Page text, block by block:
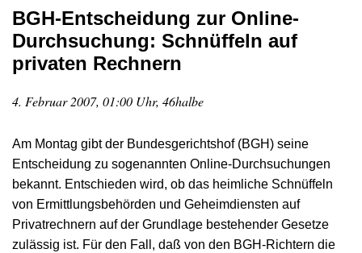
BGH-Entscheidung zur Online-
Durchsuchung: Schnüffeln auf
privaten Rechnern
4. Februar 2007, 01:00 Uhr, 46halbe
Am Montag gibt der Bundesgerichtshof (BGH) seine
Entscheidung zu sogenannten Online-Durchsuchungen
bekannt. Entschieden wird, ob das heimliche Schnüffeln
von Ermittlungsbehörden und Geheimdiensten auf
Privatrechnern auf der Grundlage bestehender Gesetze
zulässig ist. Für den Fall, daß von den BGH-Richtern die